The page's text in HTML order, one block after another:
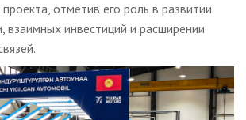
отметив его роль в развитии
взаимных инвестиций и расширении